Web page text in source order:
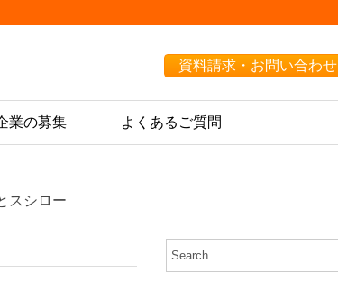
資料請求・お問い合わせ
業の募集 よくあるご質問
スシロー